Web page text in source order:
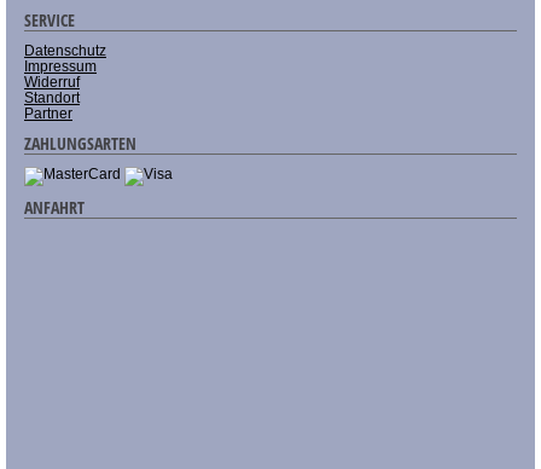
SERVICE
Datenschutz
Impressum
Widerruf
Standort
Partner
ZAHLUNGSARTEN
ANFAHRT